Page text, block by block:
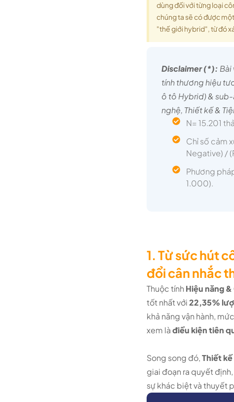
dùng đối với từng loại
chúng ta sẽ có được
"thế giới hybrid", từ đó
Disclaimer (*):
tính thương hiệu
ô tô Hybrid) &
nghệ, Thiết kế &
N= 15.201
Chỉ số cảm
Negative) /
Phương
1.000).
1. Từ sức hút
đổi cân nhắc
Thuộc tính Hiệu năng
tốt nhất với22,35%
khả năng vận hành,
xem làđiều kiện tiên
Song song đó,Thiết kế
giai đoạn ra quyết
sự khác biệt và thuyết